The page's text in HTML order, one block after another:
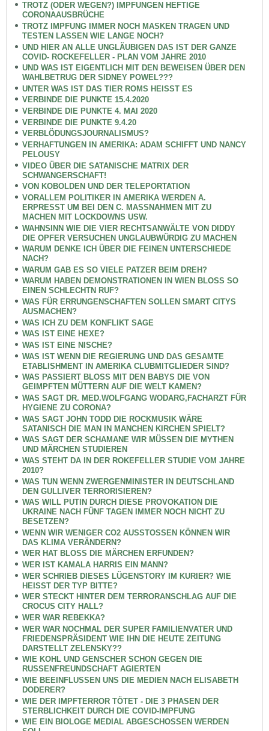
TROTZ (ODER WEGEN?) IMPFUNGEN HEFTIGE
CORONAAUSBRÜCHE
TROTZ IMPFUNG IMMER NOCH MASKEN TRAGEN UND
TESTEN LASSEN WIE LANGE NOCH?
UND HIER AN ALLE UNGLÄUBIGEN DAS IST DER GANZE
COVID- ROCKEFELLER - PLAN VOM JAHRE 2010
UND WAS IST EIGENTLICH MIT DEN BEWEISEN ÜBER DEN
WAHLBETRUG DER SIDNEY POWEL???
UNTER WAS IST DAS TIER ROMS HEISST ES
VERBINDE DIE PUNKTE 15.4.2020
VERBINDE DIE PUNKTE 4. MAI 2020
VERBINDE DIE PUNKTE 9.4.20
VERBLÖDUNGSJOURNALISMUS?
VERHAFTUNGEN IN AMERIKA: ADAM SCHIFFT UND NANCY
PELOUSY
VIDEO ÜBER DIE SATANISCHE MATRIX DER
SCHWANGERSCHAFT!
VON KOBOLDEN UND DER TELEPORTATION
VORALLEM POLITIKER IN AMERIKA WERDEN A.
ERPRESST UM BEI DEN C. MASSNAHMEN MIT ZU
MACHEN MIT LOCKDOWNS USW.
WAHNSINN WIE DIE VIER RECHTSANWÄLTE VON DIDDY
DIE OPFER VERSUCHEN UNGLAUBWÜRDIG ZU MACHEN
WARUM DENKE ICH ÜBER DIE FEINEN UNTERSCHIEDE
NACH?
WARUM GAB ES SO VIELE PATZER BEIM DREH?
WARUM HABEN DEMONSTRATIONEN IN WIEN BLOSS SO
EINEN SCHLECHTN RUF?
WAS FÜR ERRUNGENSCHAFTEN SOLLEN SMART CITYS
AUSMACHEN?
WAS ICH ZU DEM KONFLIKT SAGE
WAS IST EINE HEXE?
WAS IST EINE NISCHE?
WAS IST WENN DIE REGIERUNG UND DAS GESAMTE
ETABLISHMENT IN AMERIKA CLUBMITGLIEDER SIND?
WAS PASSIERT BLOSS MIT DEN BABYS DIE VON
GEIMPFTEN MÜTTERN AUF DIE WELT KAMEN?
WAS SAGT DR. MED.WOLFGANG WODARG,FACHARZT FÜR
HYGIENE ZU CORONA?
WAS SAGT JOHN TODD DIE ROCKMUSIK WÄRE
SATANISCH DIE MAN IN MANCHEN KIRCHEN SPIELT?
WAS SAGT DER SCHAMANE WIR MÜSSEN DIE MYTHEN
UND MÄRCHEN STUDIEREN
WAS STEHT DA IN DER ROKEFELLER STUDIE VOM JAHRE
2010?
WAS TUN WENN ZWERGENMINISTER IN DEUTSCHLAND
DEN GULLIVER TERRORISIEREN?
WAS WILL PUTIN DURCH DIESE PROVOKATION DIE
UKRAINE NACH FÜNF TAGEN IMMER NOCH NICHT ZU
BESETZEN?
WENN WIR WENIGER CO2 AUSSTOSSEN KÖNNEN WIR
DAS KLIMA VERÄNDERN?
WER HAT BLOSS DIE MÄRCHEN ERFUNDEN?
WER IST KAMALA HARRIS EIN MANN?
WER SCHRIEB DIESES LÜGENSTORY IM KURIER? WIE
HEISST DER TYP BITTE?
WER STECKT HINTER DEM TERRORANSCHLAG AUF DIE
CROCUS CITY HALL?
WER WAR REBEKKA?
WER WAR NOCHMAL DER SUPER FAMILIENVATER UND
FRIEDENSPRÄSIDENT WIE IHN DIE HEUTE ZEITUNG
DARSTELLT ZELENSKY??
WIE KOHL UND GENSCHER SCHON GEGEN DIE
RUSSENFREUNDSCHAFT AGIERTEN
WIE BEEINFLUSSEN UNS DIE MEDIEN NACH ELISABETH
DODERER?
WIE DER IMPFTERROR TÖTET - DIE 3 PHASEN DER
STERBLICHKEIT DURCH DIE COVID-IMPFUNG
WIE EIN BIOLOGE MEDIAL ABGESCHOSSEN WERDEN